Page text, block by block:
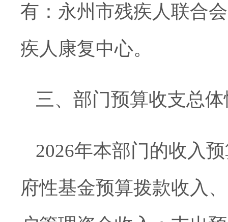
有：永州市残疾人联合
疾人康复中心。
三、部门预算收支总
2026年本部门的收入
府性基金预算拨款收入